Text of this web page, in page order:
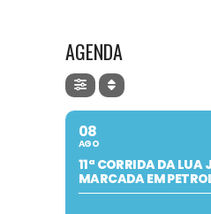
AGENDA
08
AGO
11ª CORRIDA DA LUA
MARCADA EM